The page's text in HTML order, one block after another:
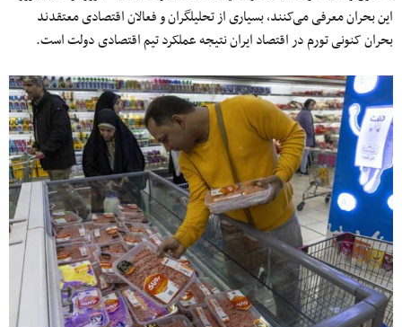
این بحران معرفی می‌کنند، بسیاری از تحلیلگران و فعالان اقتصادی معتقدند
بحران کنونی تورم در اقتصاد ایران نتیجه عملکرد تیم اقتصادی دولت است.